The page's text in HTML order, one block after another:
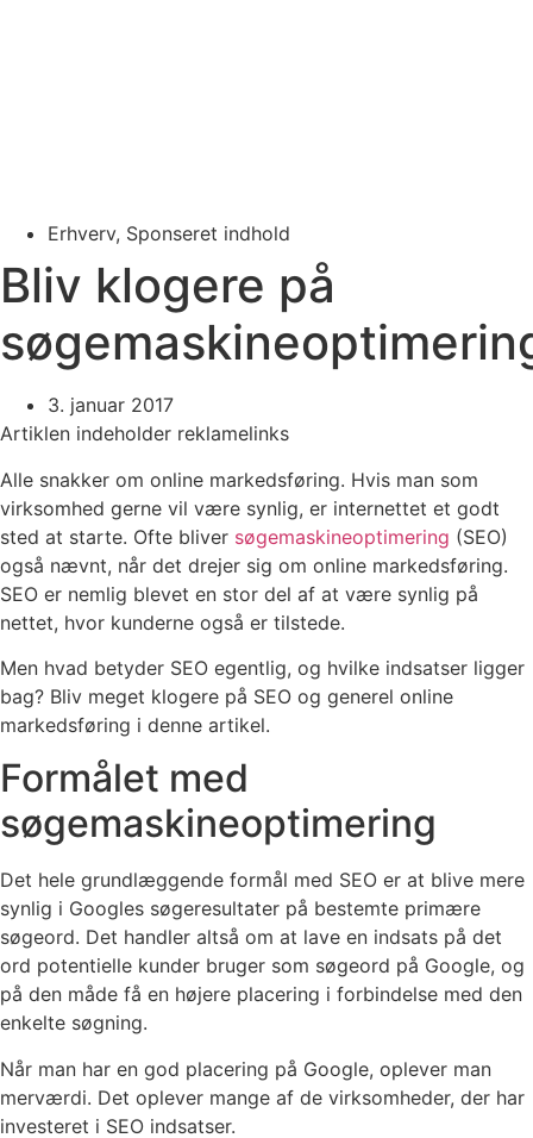
Erhverv, Sponseret indhold
Bliv klogere på
3. januar 2017
Artiklen indeholder reklamelinks
Alle snakker om online markedsføring. Hvis man som
virksomhed gerne vil være synlig, er internettet et godt
sted at starte. Ofte bliver søgemaskineoptimering (SEO)
også nævnt, når det drejer sig om online markedsføring.
SEO er nemlig blevet en stor del af at være synlig på
nettet, hvor kunderne også er tilstede.
Men hvad betyder SEO egentlig, og hvilke indsatser ligger
bag? Bliv meget klogere på SEO og generel online
markedsføring i denne artikel.
Formålet med
søgemaskineoptimering
Det hele grundlæggende formål med SEO er at blive mere
synlig i Googles søgeresultater på bestemte primære
søgeord. Det handler altså om at lave en indsats på det
ord potentielle kunder bruger som søgeord på Google, og
på den måde få en højere placering i forbindelse med den
enkelte søgning.
Når man har en god placering på Google, oplever man
merværdi. Det oplever mange af de virksomheder, der har
investeret i SEO indsatser.